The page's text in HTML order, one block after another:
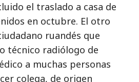
el traslado a casa de
en octubre. El otro
ruandés que
técnico radiólogo de
a muchas personas
colega, de origen